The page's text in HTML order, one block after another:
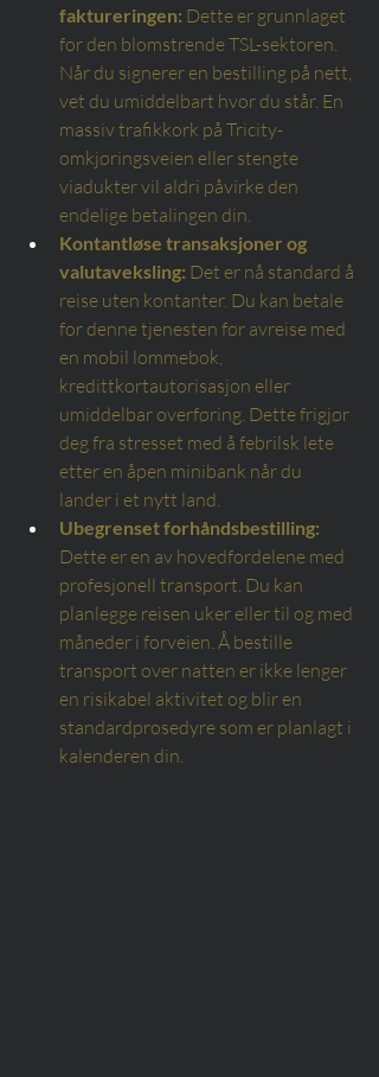
faktureringen: Dette er grunnlaget
for den blomstrende TSL-sektoren.
Når du signerer en bestilling på nett,
vet du umiddelbart hvor du står. En
massiv trafikkork på Tricity-
omkjøringsveien eller stengte
viadukter vil aldri påvirke den
endelige betalingen din.
Kontantløse transaksjoner og
valutaveksling: Det er nå standard å
reise uten kontanter. Du kan betale
for denne tjenesten før avreise med
en mobil lommebok,
kredittkortautorisasjon eller
umiddelbar overføring. Dette frigjør
deg fra stresset med å febrilsk lete
etter en åpen minibank når du
lander i et nytt land.
Ubegrenset forhåndsbestilling:
Dette er en av hovedfordelene med
profesjonell transport. Du kan
planlegge reisen uker eller til og med
måneder i forveien. Å bestille
transport over natten er ikke lenger
en risikabel aktivitet og blir en
standardprosedyre som er planlagt i
kalenderen din.